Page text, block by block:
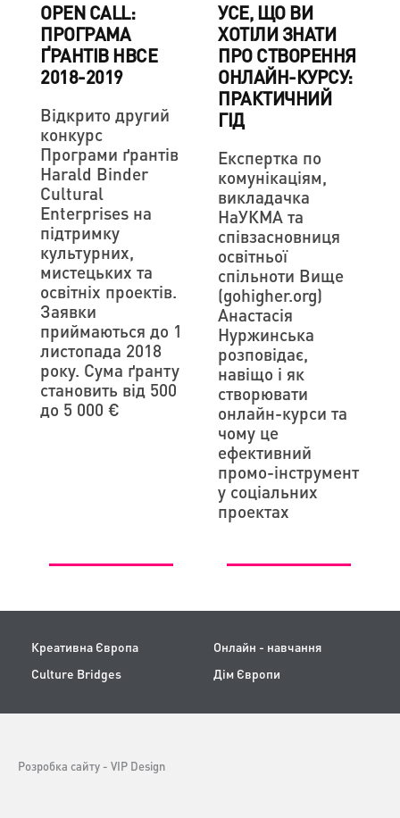
OPEN CALL:
ПРОГРАМА
ҐРАНТІВ HBCE
2018-2019
Відкрито другий
конкурс ​
Програми ґрантів
Harald Binder
Cultural
Enterprises на
підтримку
культурних,
мистецьких та
освітніх проектів.
Заявки
приймаються до 1
листопада 2018
року. Сума ґранту
становить від 500
до 5 000 €
УСЕ, ЩО ВИ
ХОТІЛИ ЗНАТИ
ПРО СТВОРЕННЯ
ОНЛАЙН-КУРСУ:
ПРАКТИЧНИЙ
ГІД
Експертка по
комунікаціям,
викладачка
НаУКМА та
співзасновниця
освітньої
спільноти Вище
(gohigher.org)
Анастасія
Нуржинська
розповідає,
навіщо і як
створювати
онлайн-курси та
чому це
ефективний
промо-інструмент
у соціальних
проектах
Креативна Європа
Онлайн - навчання
Culture Bridges
Дім Європи
Розробка сайту - VIP Design